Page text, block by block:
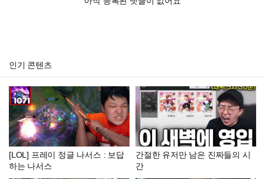
인기 콘텐츠
[LOL] 프레이 정글 나서스 : 보답
하는 나서스
간절한 유저만 남은 진짜들의 시
간